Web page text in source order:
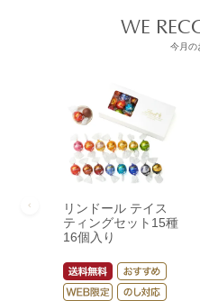
WE
今月の
リンドール テイス
ティングセット15種
16個入り